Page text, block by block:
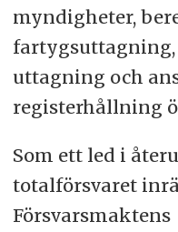
myndigheter,
uttagning och
registerhållning
Som ett led i
totalförsvaret
Försvarsmaktens